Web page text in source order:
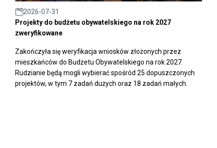
2026-07-31
Projekty do budżetu obywatelskiego na rok 2027
zweryfikowane
Zakończyła się weryfikacja wniosków złożonych przez
mieszkańców do Budżetu Obywatelskiego na rok 2027.
Rudzianie będą mogli wybierać spośród 25 dopuszczonych
projektów, w tym 7 zadań dużych oraz 18 zadań małych.